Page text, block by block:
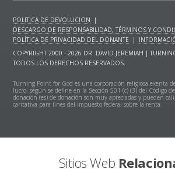
POLITICA DE DEVOLUCION
|
DESCARGO DE RESPONSABILIDAD, TÉRMINOS Y
POLÍTICA DE PRIVACIDAD DEL DONANTE
|
COPYRIGHT 2000 - 2026 DR. DAVID JEREMIAH |
TODOS LOS DERECHOS RESERVADOS.
Turning Point for God es una corporación religiosa exenta
lucro, según se define en la Sección 501 (c) (3) del Código
donación (es) de donación son muy apreciadas y pueden
caritativa para fines del impuesto federal sobre la renta.
Sitios Web